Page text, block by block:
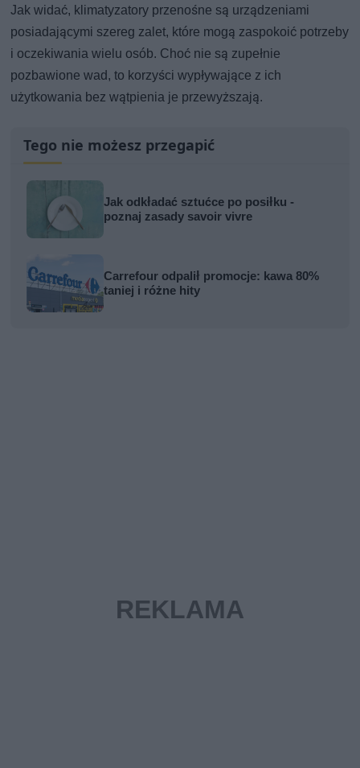
Jak widać, klimatyzatory przenośne są urządzeniami
posiadającymi szereg zalet, które mogą zaspokoić potrzeby
i oczekiwania wielu osób. Choć nie są zupełnie
pozbawione wad, to korzyści wypływające z ich
użytkowania bez wątpienia je przewyższają.
Tego nie możesz przegapić
Jak odkładać sztućce po posiłku -
poznaj zasady savoir vivre
Carrefour odpalił promocje: kawa 80%
taniej i różne hity